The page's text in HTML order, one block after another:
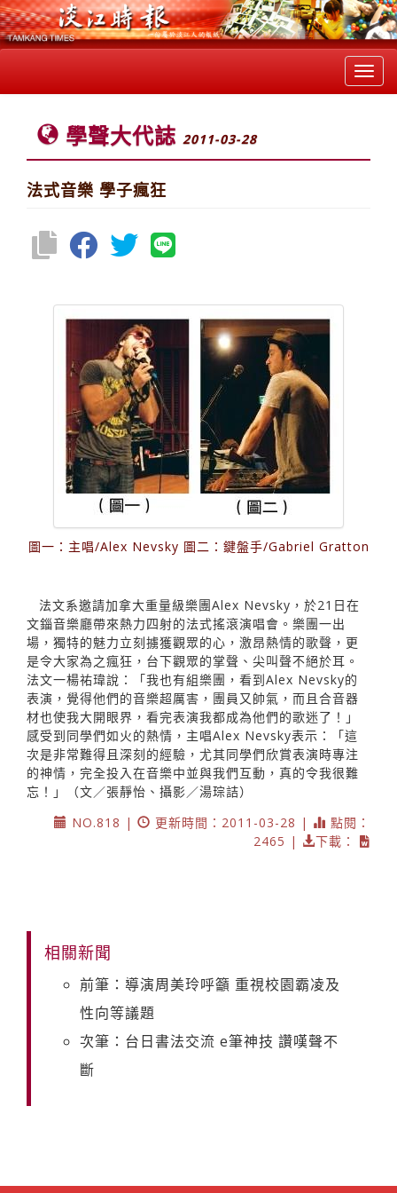
學聲大代誌 2011-03-28
法式音樂 學子瘋狂
圖一：主唱/Alex Nevsky 圖二：鍵盤手/Gabriel Gratton
法文系邀請加拿大重量級樂團Alex Nevsky，於21日在
文錙音樂廳帶來熱力四射的法式搖滾演唱會。樂團一出
場，獨特的魅力立刻擄獲觀眾的心，激昂熱情的歌聲，更
是令大家為之瘋狂，台下觀眾的掌聲、尖叫聲不絕於耳。
法文一楊祐瑋說：「我也有組樂團，看到Alex Nevsky的
表演，覺得他們的音樂超厲害，團員又帥氣，而且合音器
材也使我大開眼界，看完表演我都成為他們的歌迷了！」
感受到同學們如火的熱情，主唱Alex Nevsky表示：「這
次是非常難得且深刻的經驗，尤其同學們欣賞表演時專注
的神情，完全投入在音樂中並與我們互動，真的令我很難
忘！」（文／張靜怡、攝影／湯琮詰）
NO.818 |
更新時間：2011-03-28 |
點閱：
2465 |
下載：
相關新聞
前筆：導演周美玲呼籲 重視校園霸凌及
性向等議題
次筆：台日書法交流 e筆神技 讚嘆聲不
斷